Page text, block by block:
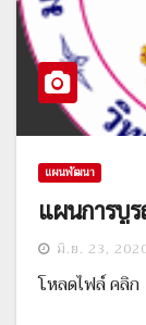
แผนพัฒนา
แผนการบูร
มิ.ย. 23,
โหลดไฟล์ คลิก